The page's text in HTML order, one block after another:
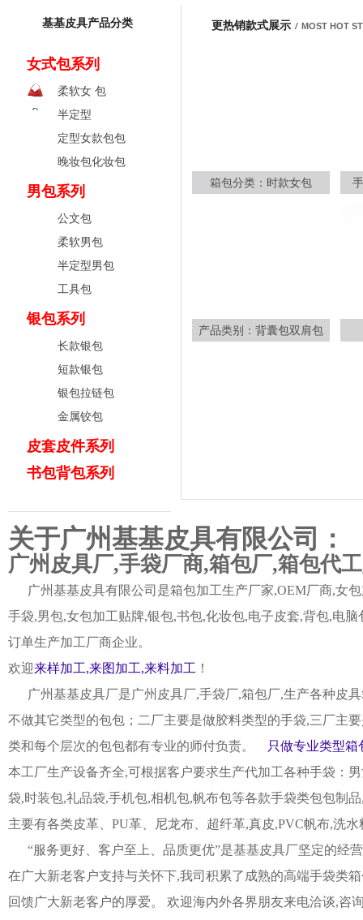
基基皮具产品分类
女式包系列
柔软女 包
半定型
定型女款包包
晚妆包化妆包
男包系列
公文包
柔软男包
半定型男包
工具包
银包系列
长款银包
短款银包
银包拉链包
金属铰包
皮套皮件系列
书包背包系列
更热销款式展示 / MOST HOT
箱包分类：时款女包
产品类别：背囊包双肩包
关于广州基基皮具有限公司：
广州皮具厂,手袋厂商,箱包厂,箱包代
广州基基皮具有限公司是箱包加工生产厂家,OEM厂商,女
手袋,男包,女包加工贴牌,银包,书包,化妆包,电子皮套,背包,电
订单生产加工厂商企业。
欢迎来样加工,来图加工,来料加工 ！
广州基基皮具厂是广州皮具厂,手袋厂,箱包厂,生产各种皮
不做其它类型的包包；二厂主要是做胶料类型的手袋,三厂主
类和每个层次的包包都有专业的师付负责。
只做专业类型箱
本工厂生产设备齐全,可根据客户要求生产代加工各种手袋：
袋,时装包,礼品袋,手机包,相机包,帆布包等各款手袋类包包制
主要有各类皮革、PU革、尼龙布、超纤革,真皮,PVC帆布,洗
“服务更好、客户至上、品质更优”是基基皮具厂坚定的经
在广大新老客户支持与关怀下,我司积累了成熟的高端手袋类
回馈广大新老客户的厚爱。 欢迎海内外各界朋友来电洽谈,咨